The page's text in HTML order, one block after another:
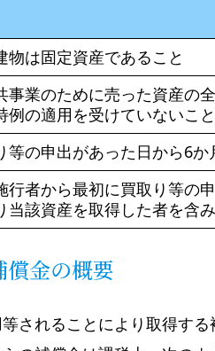
物は固定資産であること
事業のために売った資産の
例の適用を受けていないこと
等の申出があった日から6
行者から最初に買取り等の
当該資産を取得した者を含
償金の概要
されることにより取得す